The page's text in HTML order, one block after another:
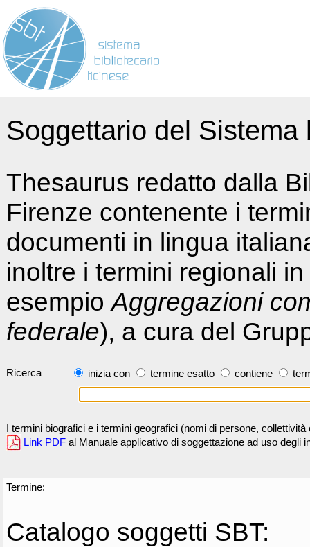
Soggettario del
Thesaurus redatto dalla
Firenze contenente i
documenti in lingua
inoltre i termini regionali
esempioAggregazioni
federale), a cura del
Ricerca inizia con termine esatto contiene
I termini biografici e i termini geografici (nomi di persone,
Link PDF al Manuale applicativo di soggettazione ad uso degli
Termine:
Catalogo soggetti SBT: